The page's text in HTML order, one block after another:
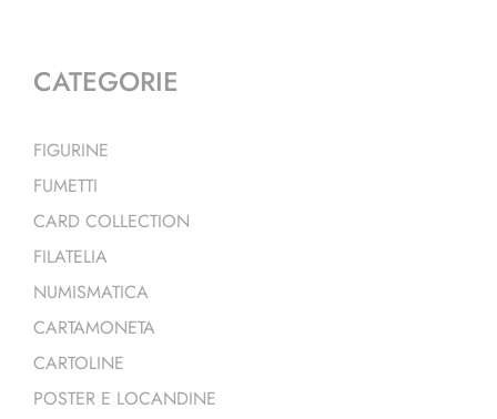
CATEGORIE
FIGURINE
FUMETTI
CARD COLLECTION
FILATELIA
NUMISMATICA
CARTAMONETA
CARTOLINE
POSTER E LOCANDINE